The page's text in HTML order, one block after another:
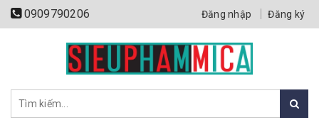
0909790206 Đăng nhập Đăng ký